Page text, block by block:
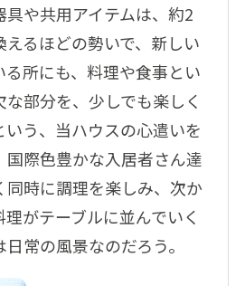
や共用アイテムは、約2
るほどの勢いで、新しい
所にも、料理や食事とい
部分を、少しでも楽しく
いう、当ハウスの心遣いを
国際色豊かな入居者さん達
同時に調理を楽しみ、次か
がテーブルに並んでいく
常の風景なのだろう。